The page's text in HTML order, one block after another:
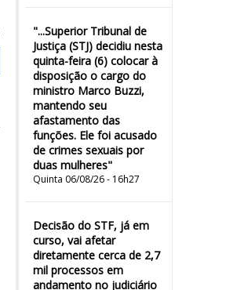
"...Superior Tribunal de
Justiça (STJ) decidiu nesta
quinta-feira (6) colocar à
disposição o cargo do
ministro Marco Buzzi,
mantendo seu
afastamento das
funções. Ele foi acusado
de crimes sexuais por
duas mulheres"
Quinta 06/08/26 - 16h27
Decisão do STF, já em
curso, vai afetar
diretamente cerca de 2,7
mil processos em
andamento no judiciário